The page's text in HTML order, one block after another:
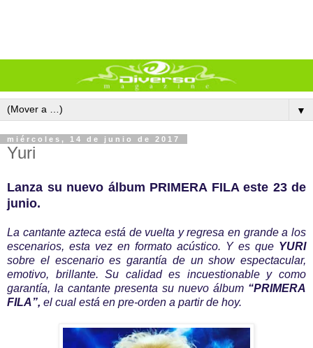
▼
miércoles, 14 de junio de 2017
Yuri
Lanza su nuevo álbum PRIMERA FILA este 23 de
junio.
La cantante azteca está de vuelta y regresa en grande a los
escenarios, esta vez en formato acústico. Y es que YURI
sobre el escenario es garantía de un show espectacular,
emotivo, brillante. Su calidad es incuestionable y como
garantía, la cantante presenta su nuevo álbum “PRIMERA
FILA”, el cual está en pre-orden a partir de hoy.